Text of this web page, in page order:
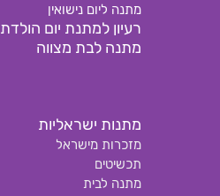
מתנה ליום נישואין
רעיון למתנת יום הולדת
מתנה לבת מצווה
מתנות ישראליות
מזכרות מישראל
תכשיטים
מתנה לבית